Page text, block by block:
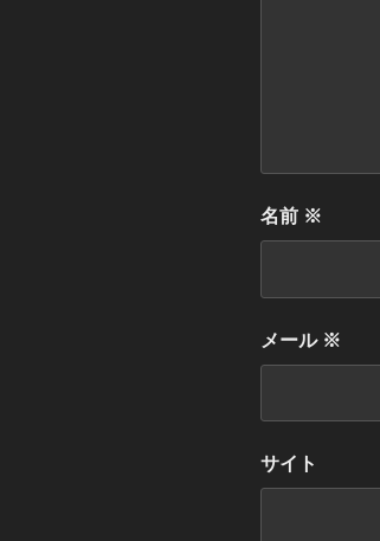
名前 ※
メール ※
サイト